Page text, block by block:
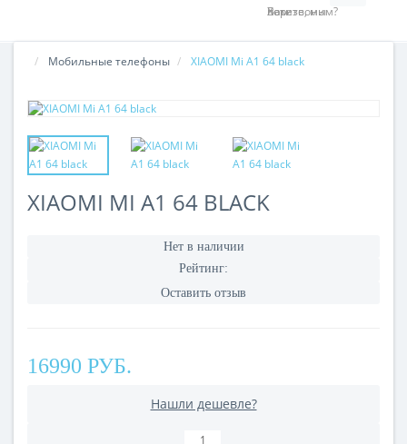
Хотите, мы Вам перезвоним?
Мобильные телефоны XIAOMI Mi A1 64 black
XIAOMI MI A1 64 BLACK
Нет в наличии
Рейтинг:
Оставить отзыв
16990 РУБ.
Нашли дешевле?